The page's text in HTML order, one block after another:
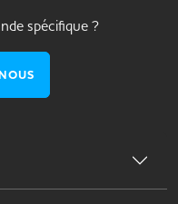
spécifique ?